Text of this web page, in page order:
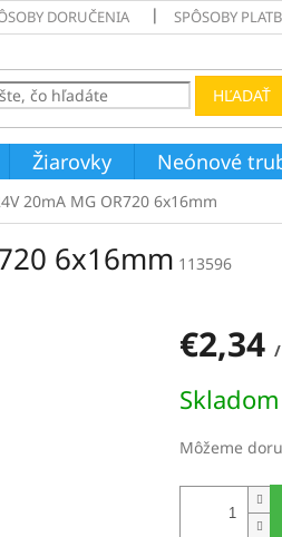
DORUČENIA SPÔSOBY
HĽADAŤ
Žiarovky Neónové
20mA MG OR720 6x16mm
6x16mm 113596
€2,34
cena:
Skladom
Môžeme